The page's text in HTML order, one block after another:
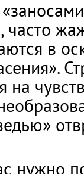
в
на
нужно